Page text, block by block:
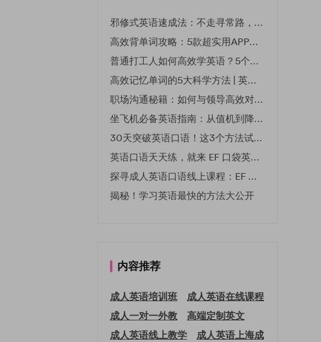
邪修式英语速成法：不走寻常路，英语战力狂飙！
高效背单词攻略：5款超实用APP推荐 | EF英孚教育
普通打工人如何高效学英语？5个实用技巧助你突破职场瓶颈
高效记忆单词的5大科学方法 | 英语学习必备技巧
职场沟通秘籍：如何与领导高效对话 | EF英孚职场指南
坐飞机必备英语指南：从值机到降落的全流程表达
30天突破英语口语！这3个方法试过的人都说有效
英语口语天天练，就来 EF 口袋英语微信小程序
探寻成人英语口语线上课程：EF 英孚教育凭什么领航
揭秘！学习英语最快的方法大公开
内容推荐
成人英语培训班
成人英语在线课程
成人一对一外教
高端定制英文
成人英语线上教学
成人英语上海成